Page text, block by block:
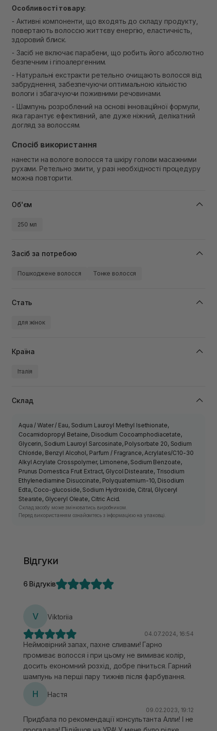
Особливості товару:
- Активні компоненти, що входять до складу продукту,
повертають волоссю життєву енергію, еластичність,
здоровий блиск.
- Засіб не включає парабени, що робить його абсолютно
безпечним і гіпоалергенним.
- Натуральні екстракти ретельно очищають волосся від
забруднення, забезпечуючи оптимальною кількістю
вологи і збагачуючи поживними речовинами.
- Шампунь розроблений на основі інноваційної формули,
яка гарантує ефективний, але дуже ніжний, делікатний
догляд за волоссям.
Спосіб використання
нанести на вологе волосся та шкіру голови масажними
рухами. Ретельно змити, у разі необхідності процедуру
можна повторити.
Об'єм
250 мл
Засіб за потребою
Пошкоджене волосся Тонке волосся
Стать
для жінок
Країна
Італія
Склад
Aqua / Water / Eau, Sodium Lauroyl Methyl Isethionate,
Cocamidopropyl Betaine, Disodium Cocoamphodiacetate,
Glycerin, Sodium Lauroyl Sarcosinate, Polysorbate 20, Sodium
Chloride, Benzyl Alcohol, Parfum / Fragrance, Acrylates/C10-30
Alkyl Acrylate Crosspolymer, Limonene, Sodium Benzoate,
Prunus Domestica Fruit Extract, Glycol Distearate, Trisodium
Ethylenediamine Disuccinate, Polyquaternium-10, Disodium
Edta, Coco-glucoside, Sodium Hydroxide, Citral, Glyceryl
Stearate, Glyceryl Oleate, Citric Acid.
Склад засобу може змінюватись виробником.
Перед використанням ознайомтесь з інформацією на упаковці.
Відгуки
6 Відгуків
V Viktoriia
04.07.2024, 16:54
Неймовірний запах, пахне сливами! Гарно
промиває волосся і при цьому не вимиває колір,
досить економний розхід, добре піниться. Гарний
шампунь на перші пару тижнів після фарбування.
Н Настя
09.02.2023, 19:12
Придбала по рекомендації консультанта Алли! І не